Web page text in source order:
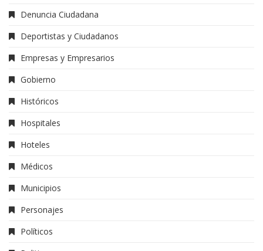
Denuncia Ciudadana
Deportistas y Ciudadanos
Empresas y Empresarios
Gobierno
Históricos
Hospitales
Hoteles
Médicos
Municipios
Personajes
Políticos